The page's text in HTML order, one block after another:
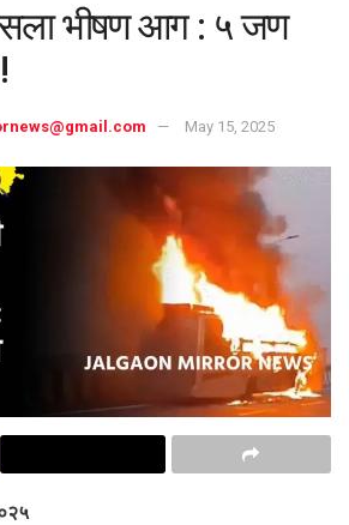
भीषण आग : ५ जण
May 15, 2025